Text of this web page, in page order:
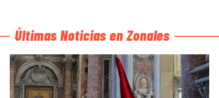
Últimas Noticias en Zonales